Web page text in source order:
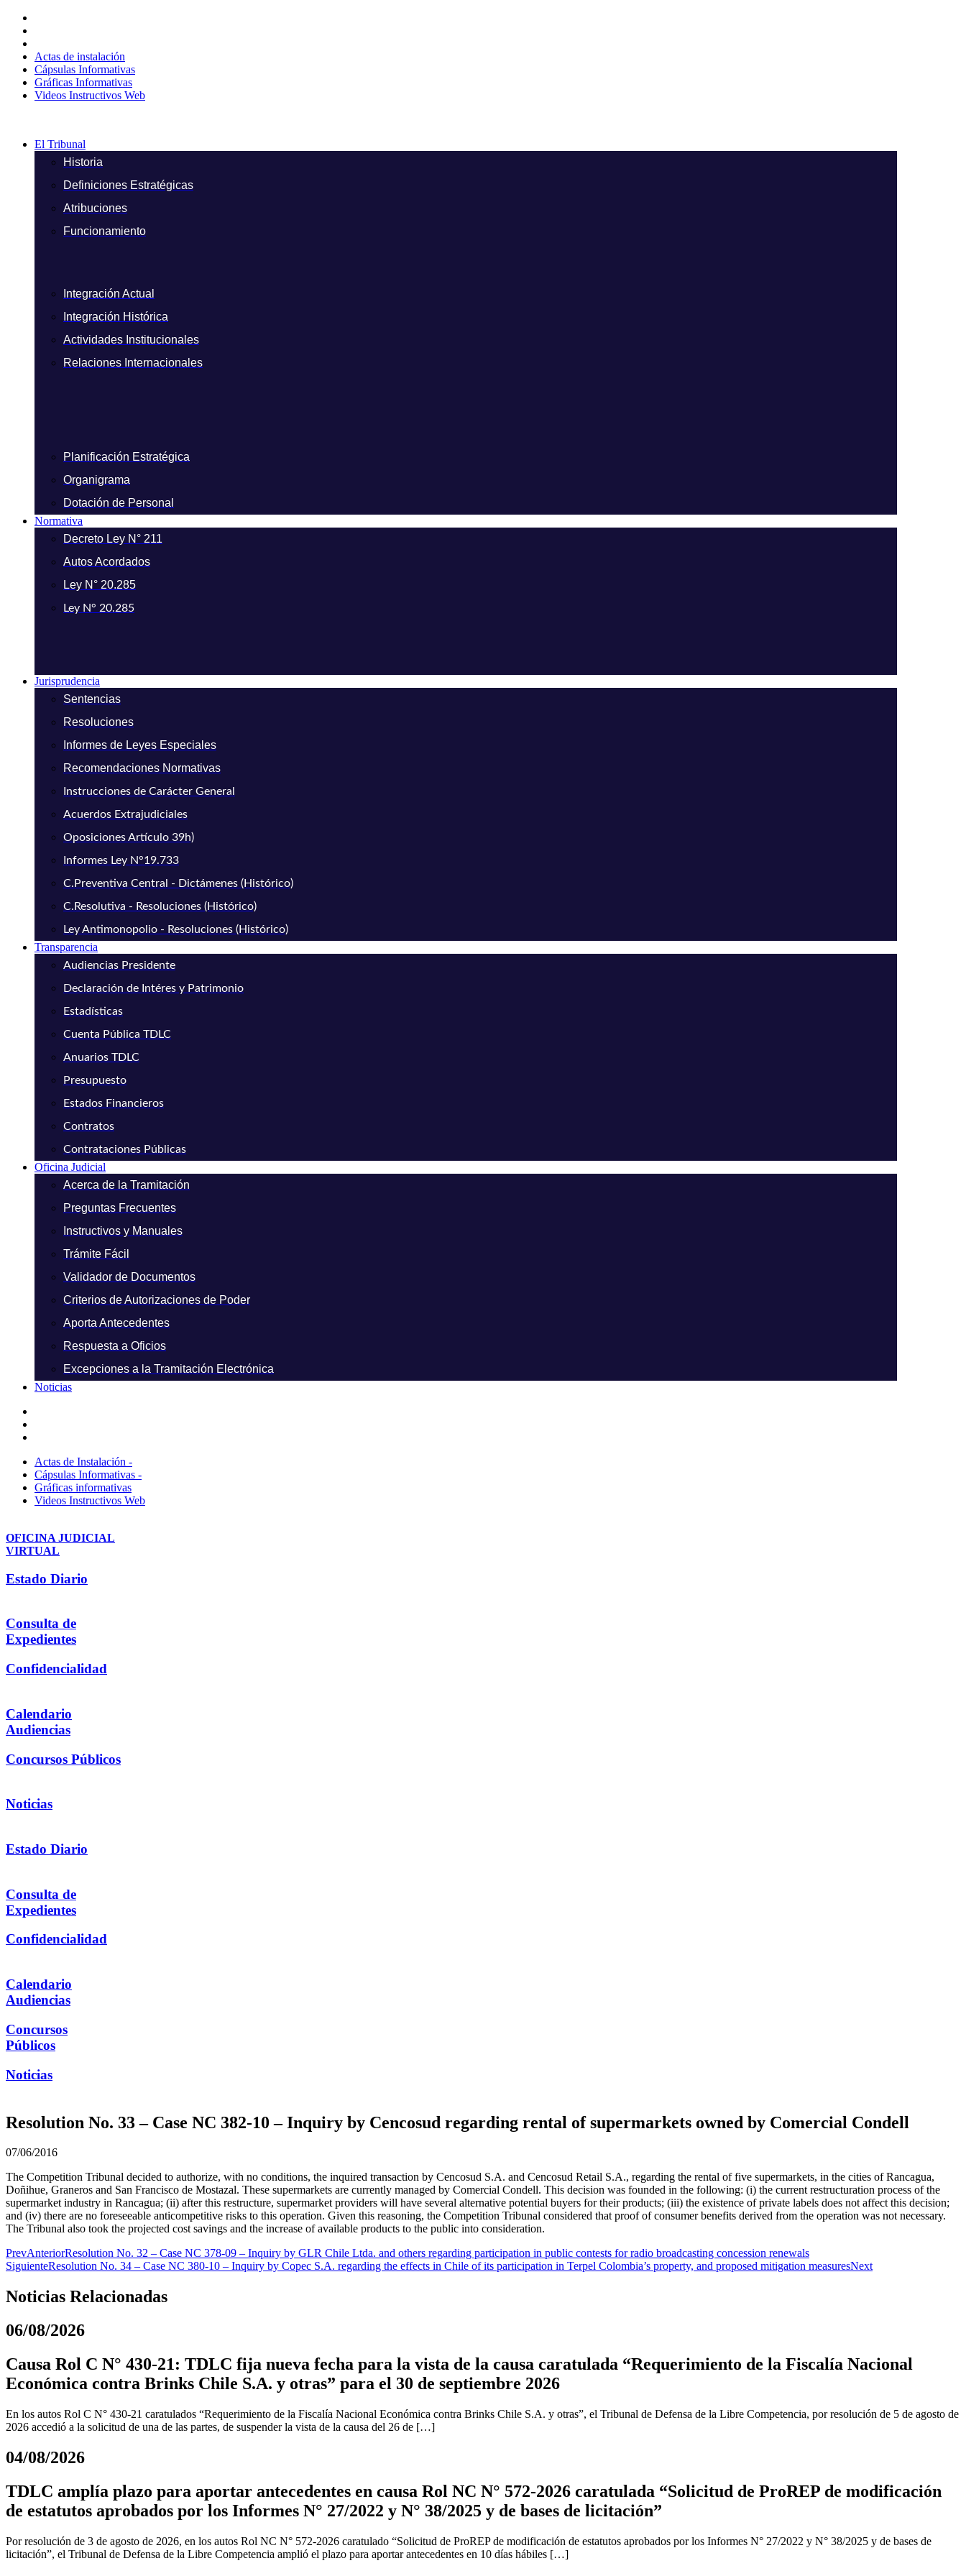
contenido
Actas de instalación
Cápsulas Informativas
Gráficas Informativas
Videos Instructivos Web
El Tribunal
Historia
Definiciones Estratégicas
Atribuciones
Funcionamiento
Integración Actual
Integración Histórica
Actividades Institucionales
Relaciones Internacionales
Planificación Estratégica
Organigrama
Dotación de Personal
Normativa
Decreto Ley N° 211
Autos Acordados
Ley N° 20.285
Ley N° 20.285
Jurisprudencia
Sentencias
Resoluciones
Informes de Leyes Especiales
Recomendaciones Normativas
Instrucciones de Carácter General
Acuerdos Extrajudiciales
Oposiciones Artículo 39h)
Informes Ley N°19.733
C.Preventiva Central - Dictámenes (Histórico)
C.Resolutiva - Resoluciones (Histórico)
Ley Antimonopolio - Resoluciones (Histórico)
Transparencia
Audiencias Presidente
Declaración de Intéres y Patrimonio
Estadísticas
Cuenta Pública TDLC
Anuarios TDLC
Presupuesto
Estados Financieros
Contratos
Contrataciones Públicas
Oficina Judicial
Acerca de la Tramitación
Preguntas Frecuentes
Instructivos y Manuales
Trámite Fácil
Validador de Documentos
Criterios de Autorizaciones de Poder
Aporta Antecedentes
Respuesta a Oficios
Excepciones a la Tramitación Electrónica
Noticias
Actas de Instalación -
Cápsulas Informativas -
Gráficas informativas
Videos Instructivos Web
OFICINA JUDICIAL
VIRTUAL
Estado Diario
Consulta de
Expedientes
Confidencialidad
Calendario
Audiencias
Concursos Públicos
Noticias
Estado Diario
Consulta de
Expedientes
Confidencialidad
Calendario
Audiencias
Concursos
Públicos
Noticias
Resolution No. 33 – Case NC 382-10 – Inquiry by Cencosud regarding rental of supermarkets owned by Comercial Condell
07/06/2016
The Competition Tribunal decided to authorize, with no conditions, the inquired transaction by Cencosud S.A. and Cencosud Retail S.A., regarding the rental of five supermarkets, in the cities of Rancagua,
Doñihue, Graneros and San Francisco de Mostazal. These supermarkets are currently managed by Comercial Condell. This decision was founded in the following: (i) the current restructuration process of the
supermarket industry in Rancagua; (ii) after this restructure, supermarket providers will have several alternative potential buyers for their products; (iii) the existence of private labels does not affect this decision;
and (iv) there are no foreseeable anticompetitive risks to this operation. Given this reasoning, the Competition Tribunal considered that proof of consumer benefits derived from the operation was not necessary.
The Tribunal also took the projected cost savings and the increase of available products to the public into consideration.
PrevAnteriorResolution No. 32 – Case NC 378-09 – Inquiry by GLR Chile Ltda. and others regarding participation in public contests for radio broadcasting concession renewals
SiguienteResolution No. 34 – Case NC 380-10 – Inquiry by Copec S.A. regarding the effects in Chile of its participation in Terpel Colombia’s property, and proposed mitigation measuresNext
Noticias Relacionadas
06/08/2026
Causa Rol C N° 430-21: TDLC fija nueva fecha para la vista de la causa caratulada “Requerimiento de la Fiscalía Nacional
Económica contra Brinks Chile S.A. y otras” para el 30 de septiembre 2026
En los autos Rol C N° 430-21 caratulados “Requerimiento de la Fiscalía Nacional Económica contra Brinks Chile S.A. y otras”, el Tribunal de Defensa de la Libre Competencia, por resolución de 5 de agosto de
2026 accedió a la solicitud de una de las partes, de suspender la vista de la causa del 26 de […]
04/08/2026
TDLC amplía plazo para aportar antecedentes en causa Rol NC N° 572-2026 caratulada “Solicitud de ProREP de modificación
de estatutos aprobados por los Informes N° 27/2022 y N° 38/2025 y de bases de licitación”
Por resolución de 3 de agosto de 2026, en los autos Rol NC N° 572-2026 caratulado “Solicitud de ProREP de modificación de estatutos aprobados por los Informes N° 27/2022 y N° 38/2025 y de bases de
licitación”, el Tribunal de Defensa de la Libre Competencia amplió el plazo para aportar antecedentes en 10 días hábiles […]